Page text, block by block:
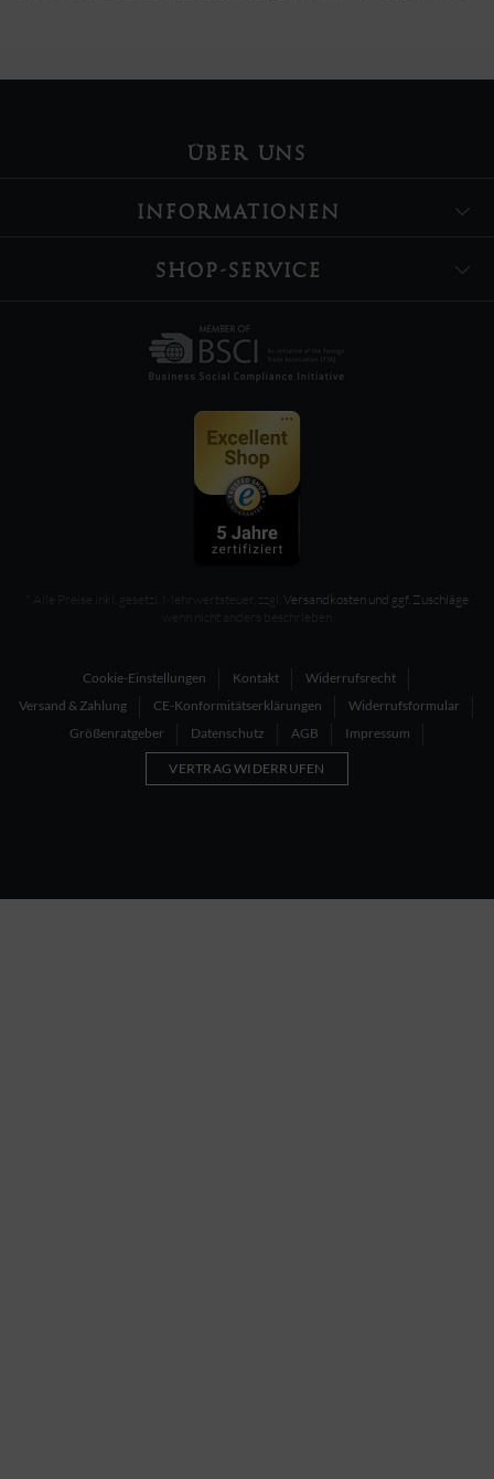
ÜBER UNS
INFORMATIONEN
SHOP-SERVICE
* Alle Preise inkl. gesetzl. Mehrwertsteuer, zzgl. Versandkosten und ggf. Zuschläge
wenn nicht anders beschrieben
Cookie-Einstellungen Kontakt
Widerrufsrecht
Versand & Zahlung
CE-Konformitätserklärungen
Widerrufsformular
Größenratgeber
Datenschutz AGB Impressum
VERTRAG WIDERRUFEN